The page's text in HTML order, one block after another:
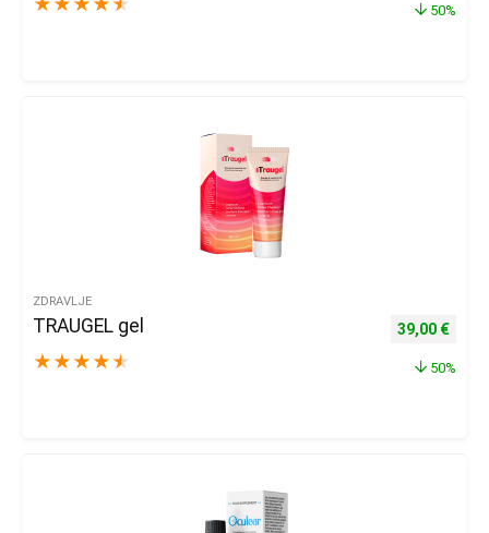
50%
ZDRAVLJE
TRAUGEL gel
★ ★ ★ ★ ★
Izvorna
39,00 €
50%